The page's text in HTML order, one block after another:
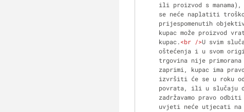
ili proizvod s
se neće naplatiti
prijespomenutih
kupac može proizvod
kupac.<br />U svim
oštećenja i u svom
trgovina nije
zaprimi, kupac ima
izvršiti će se u roku od
povrata, ili u slučaju
zadržavamo pravo
uvjeti neće utjecati na